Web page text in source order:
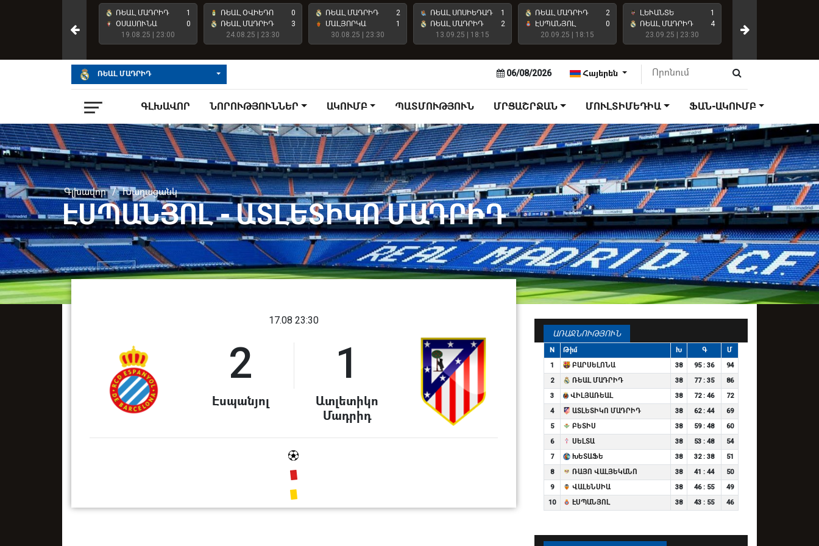
ԱՏԼԵՏԻԿ ԲԻԼԲԱՈ
ՌԵԱԼ ՄԱԴՐԻԴ
1
ՕՍԱՍՈՒՆԱ
0
19.08.25 | 23:00
ՌԵԱԼ ՕՎԻԵԴՈ
0
ՌԵԱԼ ՄԱԴՐԻԴ
3
24.08.25 | 23:30
ՌԵԱԼ ՄԱԴՐԻԴ
2
ՄԱԼՅՈՐԿԱ
1
30.08.25 | 23:30
ՌԵԱԼ ՍՈՍԻԵԴԱԴ
1
ՌԵԱԼ ՄԱԴՐԻԴ
2
13.09.25 | 18:15
ՌԵԱԼ ՄԱԴՐԻԴ
2
ԷՍՊԱՆՅՈԼ
0
20.09.25 | 18:15
ԼԵՒԱՆՏԵ
1
ՌԵԱԼ ՄԱԴՐԻԴ
4
23.09.25 | 23:30
ՌԵԱԼ ՄԱԴՐԻԴ
ՌԵԱԼ ՄԱԴՐԻԴ Հայերեն
06/08/2026
ԳԼԽԱՎՈՐ ՆՈՐՈՒԹՅՈՒՆՆԵՐ ԱԿՈՒՄԲ ՊԱՏՄՈՒԹՅՈՒՆ ՄՐՑԱՇՐՋԱՆ ՄՈՒԼՏԻՄԵԴԻԱ ՖԱՆ-ԱԿՈՒՄԲ
Գլխավոր / Խաղացանկ
ԷՍՊԱՆՅՈԼ - ԱՏԼԵՏԻԿՈ ՄԱԴՐԻԴ
17.08 23:30
2
Էսպանյոլ
1
Ատլետիկո
Մադրիդ
ԱՌԱՋՆՈՒԹՅՈՒՆ
N Թիմ Խ Գ
Մ
1
ԲԱՐՍԵԼՈՆԱ 38 95 : 36
94
2
ՌԵԱԼ ՄԱԴՐԻԴ 38 77 : 35
86
3
ՎԻԼՅԱՌԵԱԼ 38 72 : 46
72
4
ԱՏԼԵՏԻԿՈ ՄԱԴՐԻԴ 38 62 : 44
69
5
ԲԵՏԻՍ 38 59 : 48
60
6
ՍԵԼՏԱ 38 53 : 48
54
7
ԽԵՏԱՖԵ 38 32 : 38
51
8
ՌԱՅՈ ՎԱԼՅԵԿԱՆՈ 38 41 : 44
50
9
ՎԱԼԵՆՍԻԱ 38 46 : 55
49
10
ԷՍՊԱՆՅՈԼ 38 43 : 55 46